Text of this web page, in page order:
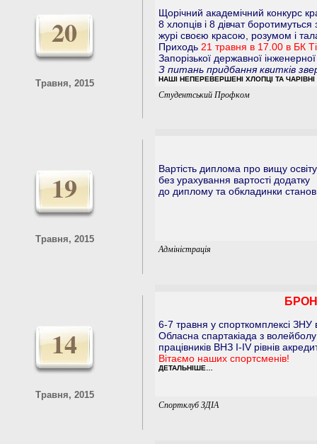
20
Травня, 2015
Щорічний академічний конкурс
8 хлопців і 8 дівчат
журі своєю красою, розумом і
Приходь 21 травня в 17.00 в БК
Запорізької державної
З питань придбання квитків
НАШІ НЕПЕРЕВЕРШЕНІ ХЛОПЦІ ТА ЧАРІВНІ
Студентський Профком
19
Травня, 2015
Вартість диплома про вищу освіту
без урахування вартості додатку
до диплому та обкладинки
Адміністрація
14
Травня, 2015
6-7 травня у спорткомплексі ЗНУ
Обласна спартакіада з волейболу
працівників ВНЗ І-ІV рівнів
Вітаємо наших спортсменів!
ДЕТАЛЬНІШЕ…
Спортклуб ЗДІА